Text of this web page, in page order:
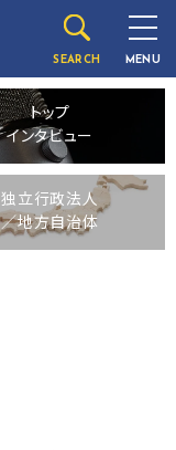
SEARCH MENU
トップ
インタビュー
独立行政法人
／地方自治体